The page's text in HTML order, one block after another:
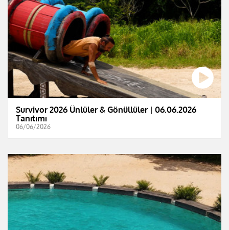
Survivor 2026 Ünlüler & Gönüllüler | 06.06.2026
Tanıtımı
06/06/2026